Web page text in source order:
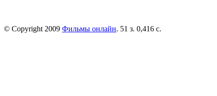
© Copyright 2009 Фильмы онлайн. 51 з. 0,416 с.